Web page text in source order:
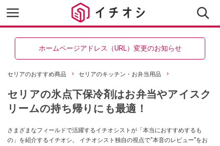
ホームページアドレス（URL）変更のお知らせ
セリアのおすすめ商品 セリアのキッチン・お弁当用品
セリアの氷点下保冷剤はお弁当やアイスク
リームの持ち帰りにも最適！
さまざまなフィールドで活躍するイチオシストが「本当におすすめするも
の」を紹介するイチオシ。 イチオシスト独自の視点で“本音のレビュー”をお